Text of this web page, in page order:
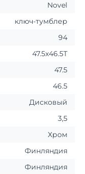
Novel
ключ-тумблер
94
47.5x46.5T
47.5
46.5
Дисковый
3,5
Хром
Финляндия
Финляндия